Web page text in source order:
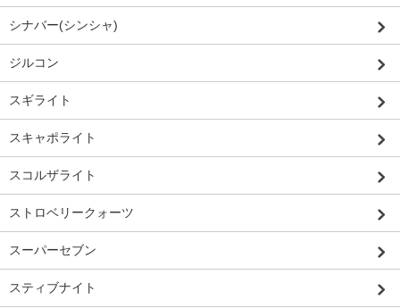
シナバー(シンシャ)
ジルコン
スギライト
スキャポライト
スコルザライト
ストロベリークォーツ
スーパーセブン
スティブナイト